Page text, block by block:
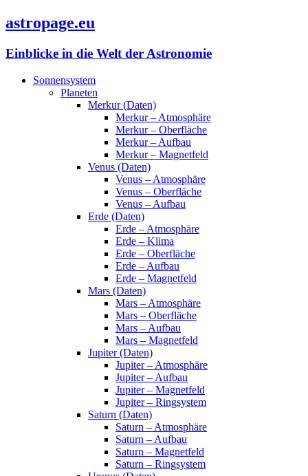
astropage.eu
Einblicke in die Welt der Astronomie
Sonnensystem
Planeten
Merkur (Daten)
Merkur – Atmosphäre
Merkur – Oberfläche
Merkur – Aufbau
Merkur – Magnetfeld
Venus (Daten)
Venus – Atmosphäre
Venus – Oberfläche
Venus – Aufbau
Erde (Daten)
Erde – Atmosphäre
Erde – Klima
Erde – Oberfläche
Erde – Aufbau
Erde – Magnetfeld
Mars (Daten)
Mars – Atmosphäre
Mars – Oberfläche
Mars – Aufbau
Mars – Magnetfeld
Jupiter (Daten)
Jupiter – Atmosphäre
Jupiter – Aufbau
Jupiter – Magnetfeld
Jupiter – Ringsystem
Saturn (Daten)
Saturn – Atmosphäre
Saturn – Aufbau
Saturn – Magnetfeld
Saturn – Ringsystem